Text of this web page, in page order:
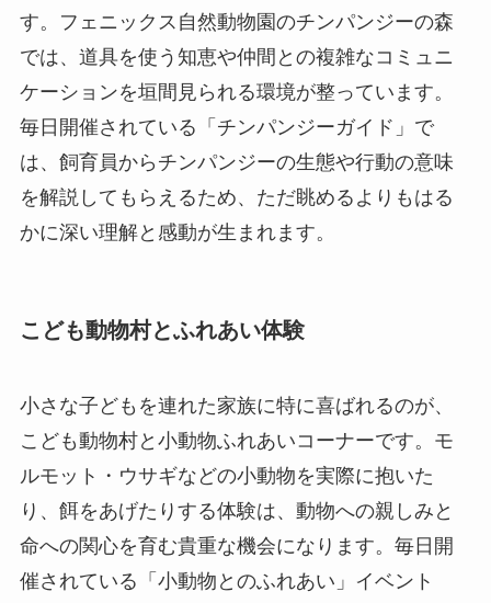
す。フェニックス自然動物園のチンパンジーの森
では、道具を使う知恵や仲間との複雑なコミュニ
ケーションを垣間見られる環境が整っています。
毎日開催されている「チンパンジーガイド」で
は、飼育員からチンパンジーの生態や行動の意味
を解説してもらえるため、ただ眺めるよりもはる
かに深い理解と感動が生まれます。
こども動物村とふれあい体験
小さな子どもを連れた家族に特に喜ばれるのが、
こども動物村と小動物ふれあいコーナーです。モ
ルモット・ウサギなどの小動物を実際に抱いた
り、餌をあげたりする体験は、動物への親しみと
命への関心を育む貴重な機会になります。毎日開
催されている「小動物とのふれあい」イベント